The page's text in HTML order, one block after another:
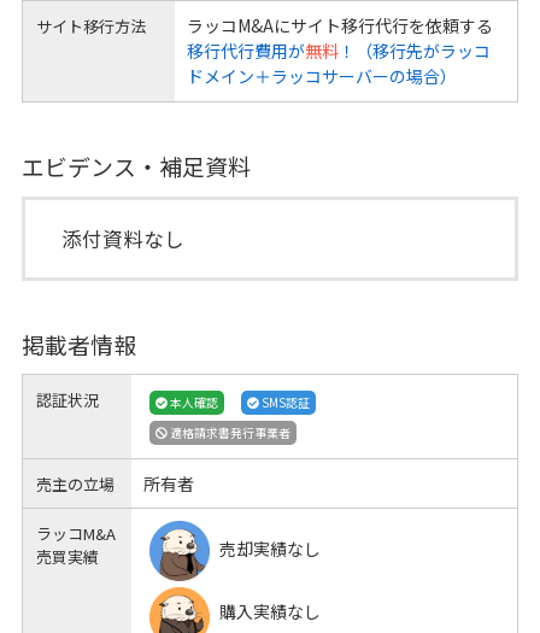
サイト移行方法
ラッコM&Aにサイト移行代行を依頼する
移行代行費用が無料！（移行先がラッコ
ドメイン＋ラッコサーバーの場合）
エビデンス・補足資料
添付資料なし
掲載者情報
認証状況 本人確認
SMS認証
適格請求書発行事業者
売主の立場 所有者
ラッコM&A
売買実績
売却実績なし
購入実績なし